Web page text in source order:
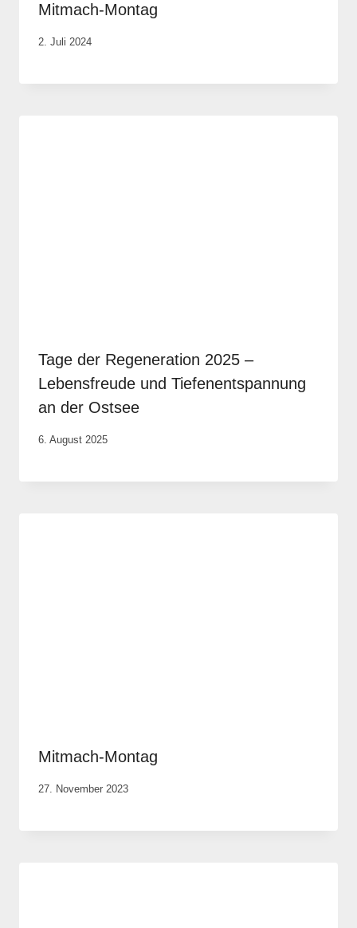
Mitmach-Montag
Von
Krause
2. Juli 2024
Tage der Regeneration 2025 –
Lebensfreude und Tiefenentspannung
an der Ostsee
Von
Tengler
6. August 2025
Mitmach-Montag
Von
Krause
27. November 2023